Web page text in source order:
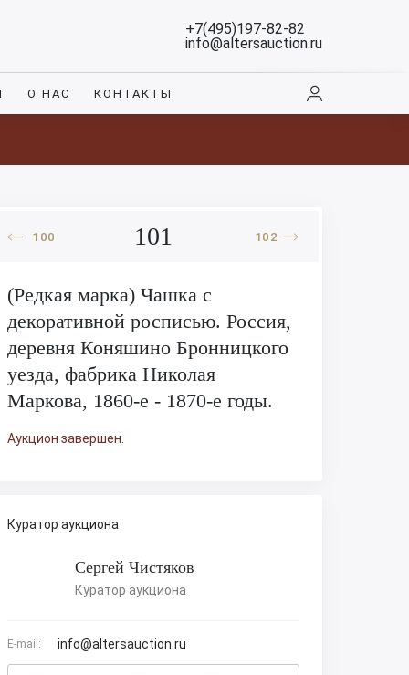
+7(495)197-82-82
info@altersauction.ru
О НАС КОНТАКТЫ
100 101 102
(Редкая марка) Чашка с
декоративной росписью. Россия,
деревня Коняшино Бронницкого
уезда, фабрика Николая
Маркова, 1860-е - 1870-е годы.
Аукцион завершен.
Куратор аукциона
Сергей Чистяков
Куратор аукциона
E-mail: info@altersauction.ru